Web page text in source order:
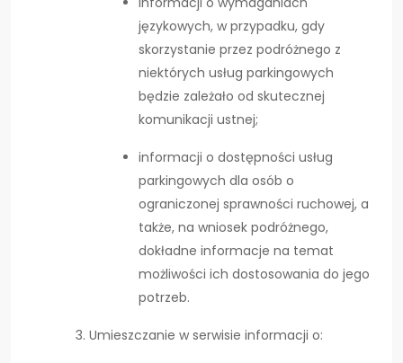
językowych, w przypadku, gdy
skorzystanie przez podróżnego z
niektórych usług parkingowych
będzie zależało od skutecznej
komunikacji ustnej;
informacji o dostępności usług
parkingowych dla osób o
ograniczonej sprawności ruchowej, a
także, na wniosek podróżnego,
dokładne informacje na temat
możliwości ich dostosowania do jego
potrzeb.
Umieszczanie w serwisie informacji o: